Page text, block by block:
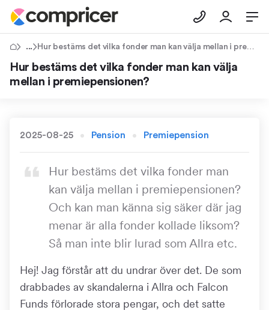
Tips & Råd Hur bestäms det vilka fonder man kan välja mellan i premiepensionen?
Hur bestäms det vilka fonder man kan välja
mellan i premiepensionen?
2025-08-25 Pension Premiepension
Hur bestäms det vilka fonder man
kan välja mellan i premiepensionen?
Och kan man känna sig säker där jag
menar är alla fonder kollade liksom?
Så man inte blir lurad som Allra etc.
Hej! Jag förstår att du undrar över det. De som
drabbades av skandalerna i Allra och Falcon
Funds förlorade stora pengar, och det satte